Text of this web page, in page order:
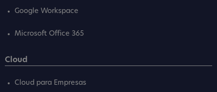
Google Workspace
Microsoft Office 365
Cloud
Cloud para Empresas